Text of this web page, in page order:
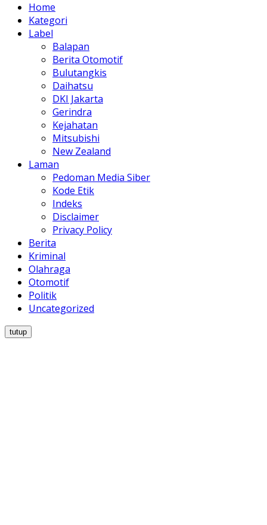
Home
Kategori
Label
Balapan
Berita Otomotif
Bulutangkis
Daihatsu
DKI Jakarta
Gerindra
Kejahatan
Mitsubishi
New Zealand
Laman
Pedoman Media Siber
Kode Etik
Indeks
Disclaimer
Privacy Policy
Berita
Kriminal
Olahraga
Otomotif
Politik
Uncategorized
tutup